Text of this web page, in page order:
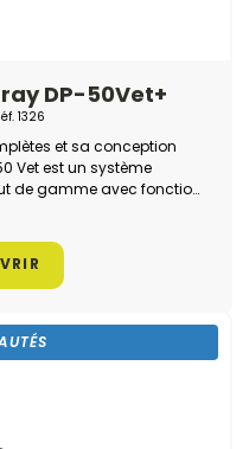
DP-50Vet+
1326
et sa conception
Vet est un système
de gamme avec fonction